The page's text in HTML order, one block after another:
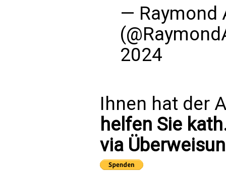
— Raymond
2024
Ihnen hat der
helfen Sie
via